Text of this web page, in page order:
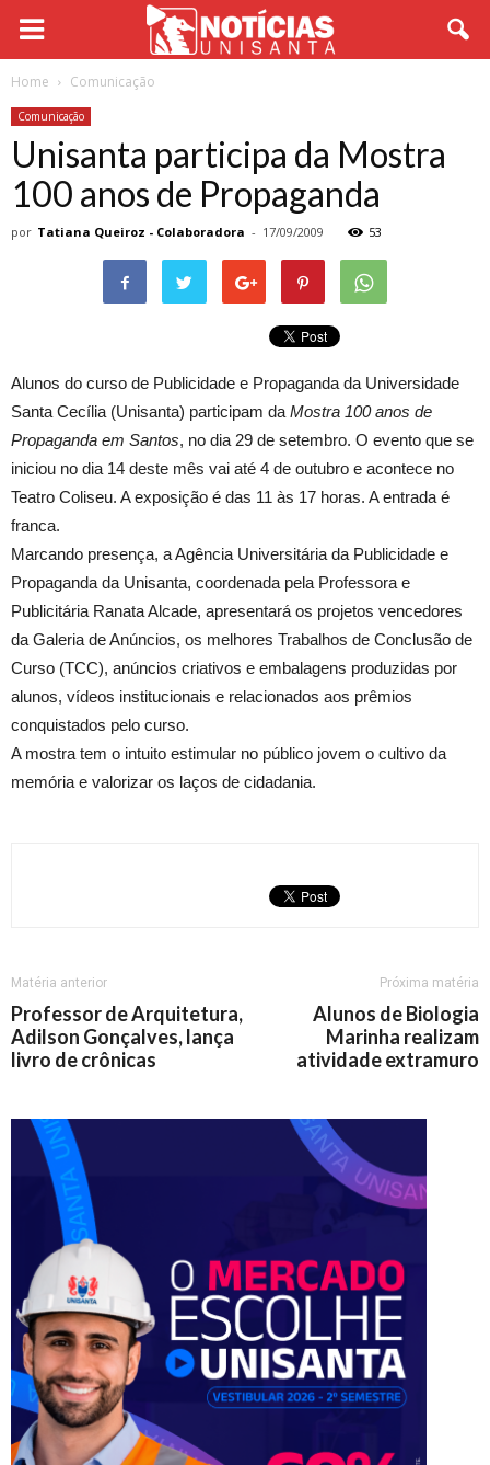
Home Comunicação
Comunicação
Unisanta participa da Mostra
100 anos de Propaganda
por Tatiana Queiroz - Colaboradora - 17/09/2009 53
Alunos do curso de Publicidade e Propaganda da Universidade
Santa Cecília (Unisanta) participam da Mostra 100 anos de
Propaganda em Santos, no dia 29 de setembro. O evento que se
iniciou no dia 14 deste mês vai até 4 de outubro e acontece no
Teatro Coliseu. A exposição é das 11 às 17 horas. A entrada é
franca.
Marcando presença, a Agência Universitária da Publicidade e
Propaganda da Unisanta, coordenada pela Professora e
Publicitária Ranata Alcade, apresentará os projetos vencedores
da Galeria de Anúncios, os melhores Trabalhos de Conclusão de
Curso (TCC), anúncios criativos e embalagens produzidas por
alunos, vídeos institucionais e relacionados aos prêmios
conquistados pelo curso.
A mostra tem o intuito estimular no público jovem o cultivo da
memória e valorizar os laços de cidadania.
Matéria anterior
Professor de Arquitetura,
Adilson Gonçalves, lança
livro de crônicas
Próxima matéria
Alunos de Biologia
Marinha realizam
atividade extramuro